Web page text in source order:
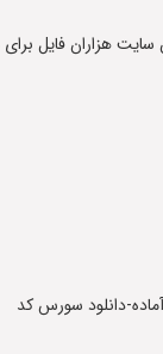
هزاران فایل